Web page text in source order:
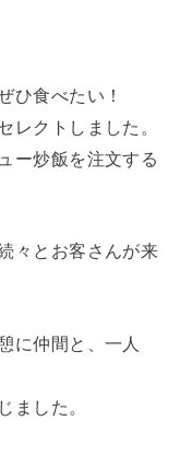
ひ食べたい！
レクトしました。
ー炒飯を注文する
々とお客さんが来
に仲間と、一人
ました。